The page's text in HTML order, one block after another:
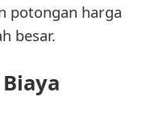
potongan harga
besar.